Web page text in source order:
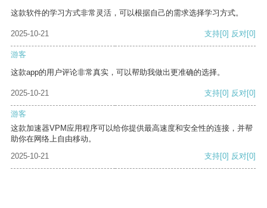
这款软件的学习方式非常灵活，可以根据自己的需求选择学习方式。
2025-10-21 支持[0] 反对[0]
游客
这款app的用户评论非常真实，可以帮助我做出更准确的选择。
2025-10-21 支持[0] 反对[0]
游客
这款加速器VPM应用程序可以给你提供最高速度和安全性的连接，并帮
助你在网络上自由移动。
2025-10-21
支持[0] 反对[0]